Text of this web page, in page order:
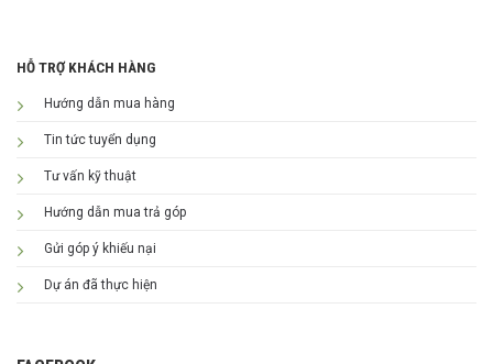
HỖ TRỢ KHÁCH HÀNG
Hướng dẫn mua hàng
Tin tức tuyển dụng
Tư vấn kỹ thuật
Hướng dẫn mua trả góp
Gửi góp ý khiếu nại
Dự án đã thực hiện